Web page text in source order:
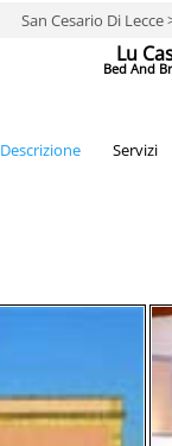
San Cesario Di Lecce
Lu
Bed And
Descrizione Servizi